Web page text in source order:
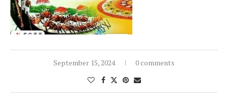
September 15, 2024 0 comments